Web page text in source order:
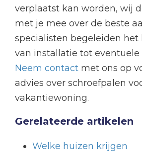
verplaatst kan worden, wij
met je mee over de beste
specialisten begeleiden het
van installatie tot eventuele
Neem contact met ons op
advies over schroefpalen
vakantiewoning.
Gerelateerde artikelen
Welke huizen krijgen